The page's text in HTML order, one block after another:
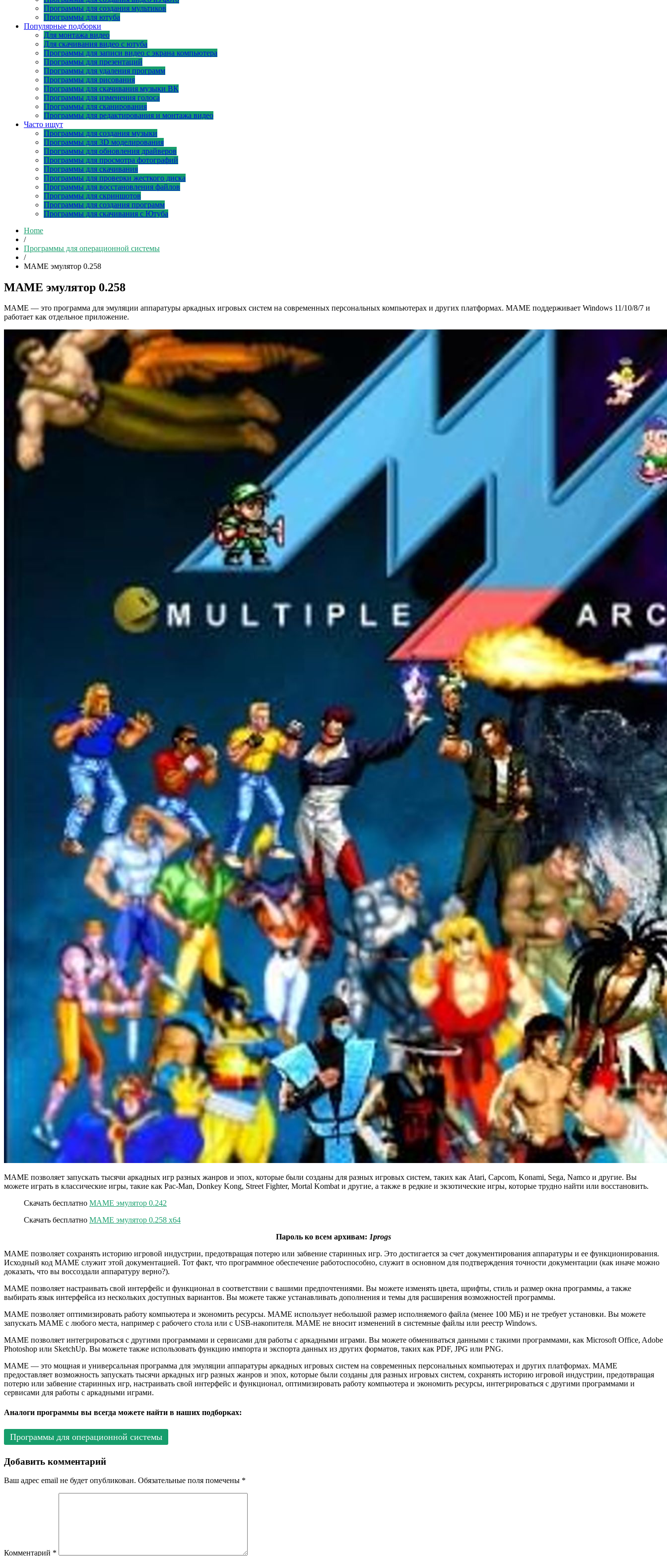
Программы для создания мультиков
Программы для ютуба
Популярные подборки
Для монтажа видео
Для скачивания видео с ютуба
Программы для записи видео с экрана компьютера
Программы для презентаций
Программы для удаления программ
Программы для рисования
Программы для скачивания музыки ВК
Программы для изменения голоса
Программы для сканирования
Программы для редактирования и монтажа видео
Часто ищут
Программы для создания музыки
Программы для 3D моделирования
Программы для обновления драйверов
Программы для просмотра фотографий
Программы для скачивания
Программы для проверки жесткого диска
Программы для восстановления файлов
Программы для скриншотов
Программы для создания программ
Программы для скачивания с Ютуба
Home
/
Программы для операционной системы
/
MAME эмулятор 0.258
MAME эмулятор 0.258
MAME — это программа для эмуляции аппаратуры аркадных игровых систем на современных персональных компьютерах и других платформах. MAME поддерживает Windows 11/10/8/7 и
работает как отдельное приложение.
MAME позволяет запускать тысячи аркадных игр разных жанров и эпох, которые были созданы для разных игровых систем, таких как Atari, Capcom, Konami, Sega, Namco и другие. Вы
можете играть в классические игры, такие как Pac-Man, Donkey Kong, Street Fighter, Mortal Kombat и другие, а также в редкие и экзотические игры, которые трудно найти или восстановить.
Скачать бесплатно MAME эмулятор 0.242
Скачать бесплатно MAME эмулятор 0.258 x64
Пароль ко всем архивам: 1progs
MAME позволяет сохранять историю игровой индустрии, предотвращая потерю или забвение старинных игр. Это достигается за счет документирования аппаратуры и ее функционирования.
Исходный код MAME служит этой документацией. Тот факт, что программное обеспечение работоспособно, служит в основном для подтверждения точности документации (как иначе можно
доказать, что вы воссоздали аппаратуру верно?).
MAME позволяет настраивать свой интерфейс и функционал в соответствии с вашими предпочтениями. Вы можете изменять цвета, шрифты, стиль и размер окна программы, а также
выбирать язык интерфейса из нескольких доступных вариантов. Вы можете также устанавливать дополнения и темы для расширения возможностей программы.
MAME позволяет оптимизировать работу компьютера и экономить ресурсы. MAME использует небольшой размер исполняемого файла (менее 100 МБ) и не требует установки. Вы можете
запускать MAME с любого места, например с рабочего стола или с USB-накопителя. MAME не вносит изменений в системные файлы или реестр Windows.
MAME позволяет интегрироваться с другими программами и сервисами для работы с аркадными играми. Вы можете обмениваться данными с такими программами, как Microsoft Office, Adobe
Photoshop или SketchUp. Вы можете также использовать функцию импорта и экспорта данных из других форматов, таких как PDF, JPG или PNG.
MAME — это мощная и универсальная программа для эмуляции аппаратуры аркадных игровых систем на современных персональных компьютерах и других платформах. MAME
предоставляет возможность запускать тысячи аркадных игр разных жанров и эпох, которые были созданы для разных игровых систем, сохранять историю игровой индустрии, предотвращая
потерю или забвение старинных игр, настраивать свой интерфейс и функционал, оптимизировать работу компьютера и экономить ресурсы, интегрироваться с другими программами и
сервисами для работы с аркадными играми.
Аналоги программы вы всегда можете найти в наших подборках:
Программы для операционной системы
Добавить комментарий
Ваш адрес email не будет опубликован. Обязательные поля помечены *
Комментарий *